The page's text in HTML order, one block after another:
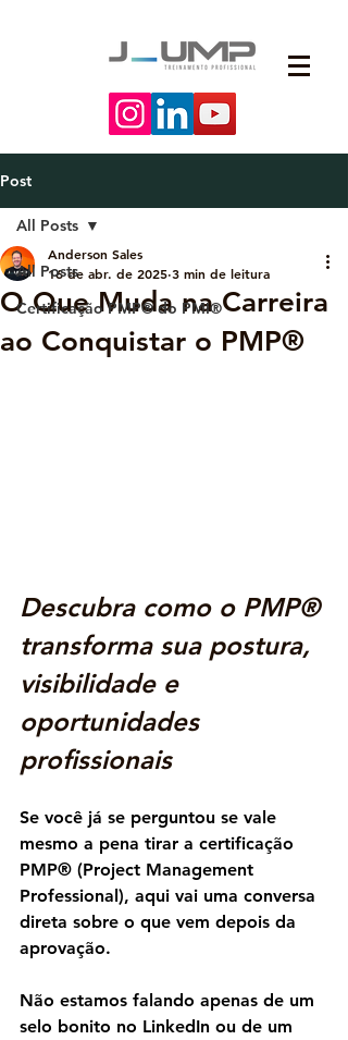
Post
All Posts
Certificação PMP® do PMI®
All Posts
O Que Muda na Carreira
ao Conquistar o PMP®
Anderson Sales
16 de abr. de 2025 3 min de leitura
Descubra como o PMP®
transforma sua postura,
visibilidade e
oportunidades
profissionais
Se você já se perguntou se vale
mesmo a pena tirar a certificação
PMP® (Project Management
Professional), aqui vai uma conversa
direta sobre o que vem depois da
aprovação.
Não estamos falando apenas de um
selo bonito no LinkedIn ou de um